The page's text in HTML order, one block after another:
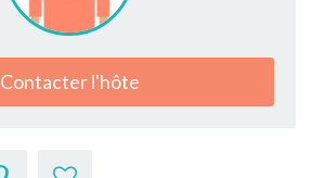
Contacter l'hôte